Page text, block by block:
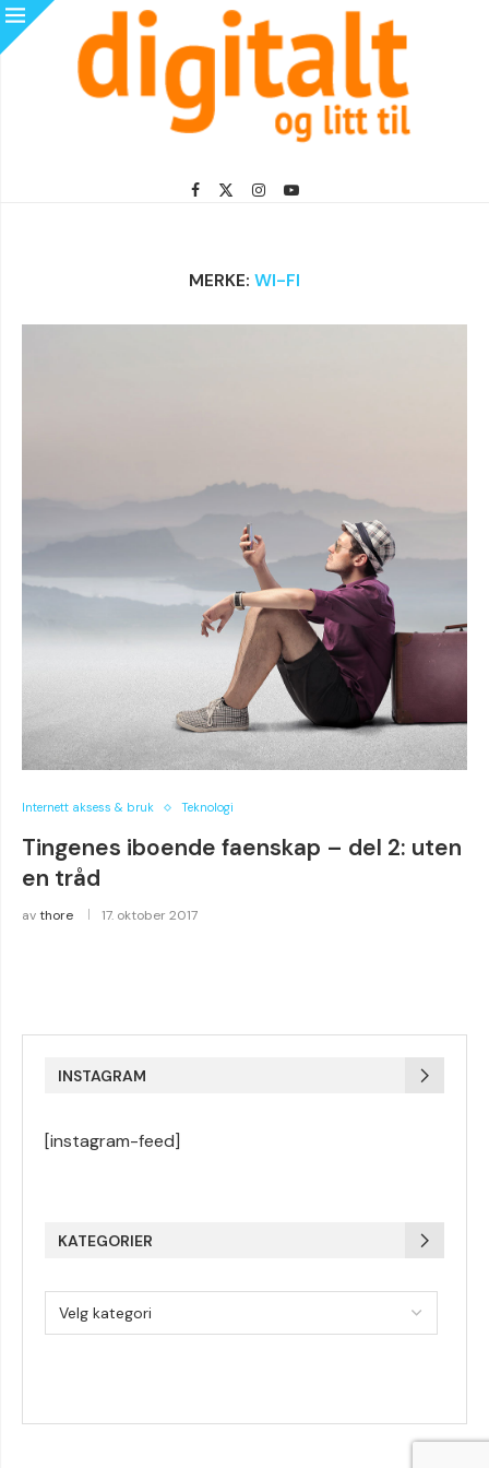
MERKE: WI-FI
Internett aksess & bruk Teknologi
Tingenes iboende faenskap – del 2: uten
en tråd
avthore 17. oktober 2017
INSTAGRAM
[instagram-feed]
KATEGORIER